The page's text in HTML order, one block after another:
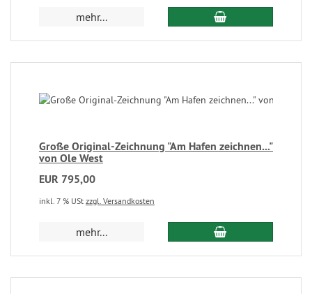
mehr...
Große Original-Zeichnung "Am Hafen zeichnen..."
von Ole West
EUR 795,00
inkl. 7 % USt zzgl. Versandkosten
mehr...